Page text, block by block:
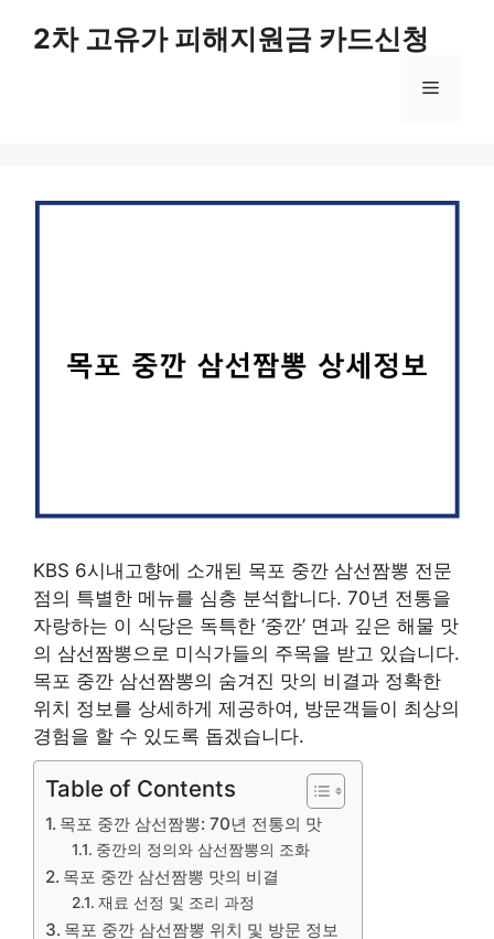
2차 고유가 피해지원금 카드신청
메
KBS 6시내고향에 소개된 목포 중깐 삼선짬뽕 전문
점의 특별한 메뉴를 심층 분석합니다. 70년 전통을
자랑하는 이 식당은 독특한 ‘중깐’ 면과 깊은 해물 맛
의 삼선짬뽕으로 미식가들의 주목을 받고 있습니다.
목포 중깐 삼선짬뽕의 숨겨진 맛의 비결과 정확한
위치 정보를 상세하게 제공하여, 방문객들이 최상의
경험을 할 수 있도록 돕겠습니다.
Table of Contents
목포 중깐 삼선짬뽕: 70년 전통의 맛
중깐의 정의와 삼선짬뽕의 조화
목포 중깐 삼선짬뽕 맛의 비결
재료 선정 및 조리 과정
목포 중깐 삼선짬뽕 위치 및 방문 정보